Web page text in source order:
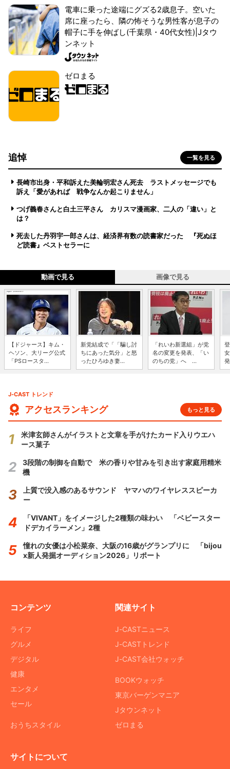
電車に乗った途端にグズる2歳息子。空いた
席に座ったら、隣の怖そうな男性客が息子の
帽子に手を伸ばし(千葉県・40代女性)|Jタウ
ンネット
ゼロまる
追悼 一覧を見る
長崎市出身・平和訴えた美輪明宏さん死去 ラストメッセージでも
訴え「愛があれば 戦争なんか起こりません」
つげ義春さんと白土三平さん カリスマ漫画家、二人の「違い」と
は？
死去した丹羽宇一郎さんは、経済界有数の読書家だった 『死ぬほ
ど読書』ベストセラーに
動画で見る 画像で見る
【ドジャース】キム・
ヘソン、大リーグ公式
「PSロースタ...
新党結成で「「騙し討
ちにあった気分」と怒
ったひろゆき妻...
「れいわ新選組」が党
名の変更を発表、「い
のちの党」へ ...
J-CAST トレンド
アクセスランキング もっと見る
米津玄師さんがイラストと文章を手がけたカード入りウエハ
ース菓子
3段階の制御を自動で 米の香りや甘みを引き出す家庭用精米
機
上質で没入感のあるサウンド ヤマハのワイヤレススピーカ
ー
「VIVANT」をイメージした2種類の味わい 「ベビースター
ドデカイラーメン」2種
憧れの女優は小松菜奈、大阪の16歳がグランプリに 「bijou
x新人発掘オーディション2026」リポート
コンテンツ
ライフ
グルメ
デジタル
健康
エンタメ
セール
おうちスタイル
関連サイト
J-CASTニュース
J-CASTトレンド
J-CAST会社ウォッチ
BOOKウォッチ
東京バーゲンマニア
Jタウンネット
ゼロまる
サイトについて